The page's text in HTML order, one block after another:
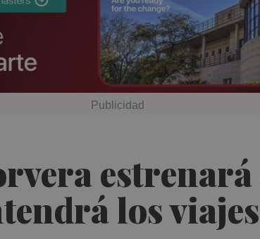
los